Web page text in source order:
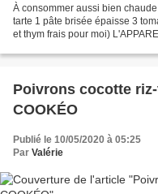
À consommer aussi bien
tarte 1 pâte brisée épaisse 3
et thym frais pour moi)
Poivrons cocotte
COOKÉO
Publié le 10/05/2020 à 05:25
Par Valérie